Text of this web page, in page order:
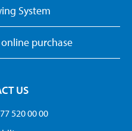
System
purchase
US
520 00 00